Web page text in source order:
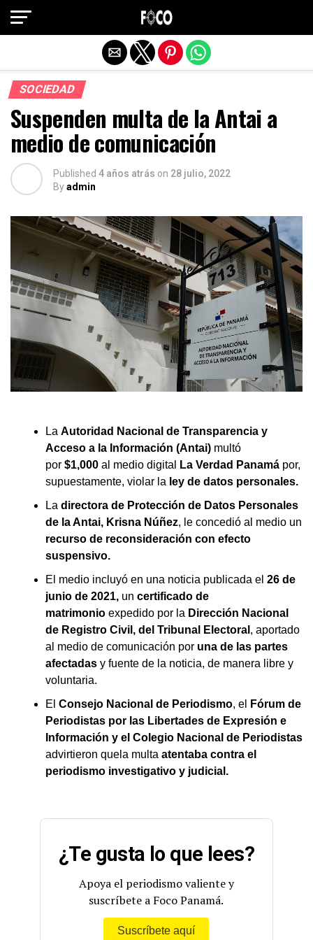
SOCIEDAD
Suspenden multa de la Antai a
medio de comunicación
Published 4 años atrás on 28 julio, 2022
Byadmin
La Autoridad Nacional de Transparencia y
Acceso a la Información (Antai) multó
por $1,000 al medio digital La Verdad Panamá por,
supuestamente, violar la ley de datos personales.
La directora de Protección de Datos Personales
de la Antai, Krisna Núñez, le concedió al medio un
recurso de reconsideración con efecto
suspensivo.
El medio incluyó en una noticia publicada el 26 de
junio de 2021, un certificado de
matrimonio expedido por la Dirección Nacional
de Registro Civil, del Tribunal Electoral , aportado
al medio de comunicación por una de las partes
afectadas y fuente de la noticia, de manera libre y
voluntaria.
El Consejo Nacional de Periodismo, el
Fórum de
Periodistas por las Libertades de Expresión e
Información y el Colegio Nacional de Periodistas
advirtieron quela multa atentaba contra el
periodismo investigativo y judicial.
¿Te gusta lo que lees?
Apoya el periodismo valiente y
suscríbete a Foco Panamá.
Suscríbete aquí
Salir de la versión móvil